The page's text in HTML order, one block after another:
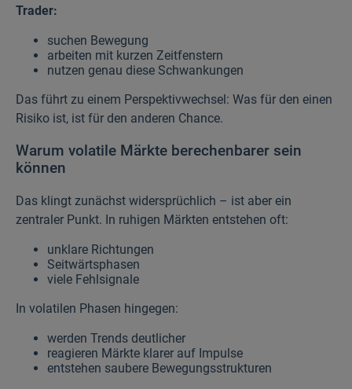
Trader:
suchen Bewegung
arbeiten mit kurzen Zeitfenstern
nutzen genau diese Schwankungen
Das führt zu einem Perspektivwechsel: Was für den einen
Risiko ist, ist für den anderen Chance.
Warum volatile Märkte berechenbarer sein
können
Das klingt zunächst widersprüchlich – ist aber ein
zentraler Punkt. In ruhigen Märkten entstehen oft:
unklare Richtungen
Seitwärtsphasen
viele Fehlsignale
In volatilen Phasen hingegen:
werden Trends deutlicher
reagieren Märkte klarer auf Impulse
entstehen saubere Bewegungsstrukturen